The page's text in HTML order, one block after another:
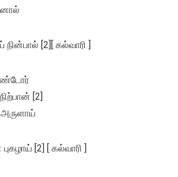
[2][ கல்வாரி ]
[2]
[2] [ கல்வாரி ]